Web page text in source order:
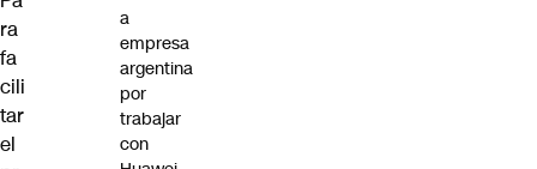
ra
fa
cili
tar
el
a
empresa
argentina
por
trabajar
con